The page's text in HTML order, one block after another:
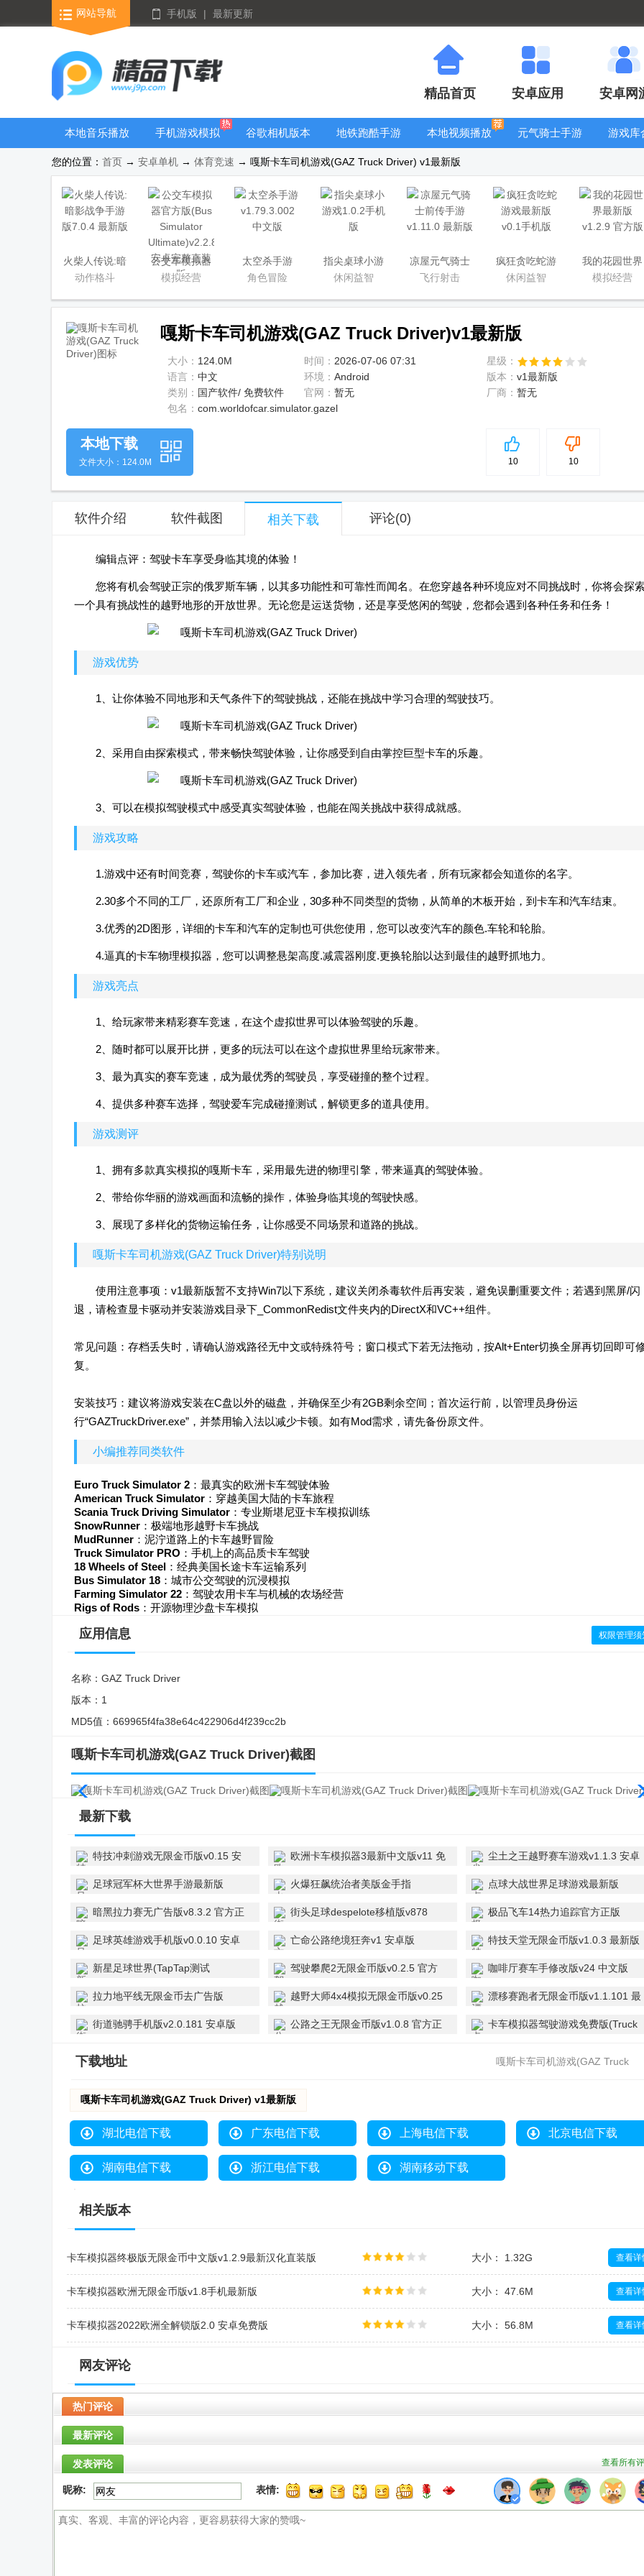
网站导航 手机版 | 最新更新
精品首页 安卓应用 安卓网
本地音乐播放
手机游戏模拟
器安卓版合集
谷歌相机版本
大全
地铁跑酷手游
本地视频播放
器
元气骑士手游
游戏库
您的位置： 首页 → 安卓单机 → 体育竞速 → 嘎斯卡车司机游戏(GAZ Truck Driver) v1最新版
火柴人传说:暗
影战争手游版
动作格斗
公交车模拟器
官方版(Bus
Ultimate)
模拟经营
太空杀手游
角色冒险
指尖桌球小游
戏
休闲益智
凉屋元气骑士
前传手游
飞行射击
疯狂贪吃蛇游
戏最新版
休闲益智
我的花园世界
最新版
模拟经营
嘎斯卡车司机游戏(GAZ Truck Driver)v1最新版
大小： 124.0M 时间： 2026-07-06 07:31
星级：
语言： 中文 环境： Android 版本： v1最新版
类别： 国产软件/ 免费软件 官网： 暂无 厂商： 暂无
包名： com.worldofcar.simulator.gazel
5
10 10
本地下载
文件大小：124.0M
软件介绍 软件截图 相关下载 评论(0)
编辑点评：驾驶卡车享受身临其境的体验！
您将有机会驾驶正宗的俄罗斯车辆，以其多功能性和可靠性而闻名。在您穿越各种环境应对不同挑战时，你将会探
一个具有挑战性的越野地形的开放世界。无论您是运送货物，还是享受悠闲的驾驶，您都会遇到各种任务和任务！
游戏优势
1、让你体验不同地形和天气条件下的驾驶挑战，还能在挑战中学习合理的驾驶技巧。
2、采用自由探索模式，带来畅快驾驶体验，让你感受到自由掌控巨型卡车的乐趣。
3、可以在模拟驾驶模式中感受真实驾驶体验，也能在闯关挑战中获得成就感。
游戏攻略
1.游戏中还有时间竞赛，驾驶你的卡车或汽车，参加比赛，进入领先者，所有玩家都会知道你的名字。
2.30多个不同的工厂，还原所有工厂和企业，30多种不同类型的货物，从简单的木板开始，到卡车和汽车结束。
3.优秀的2D图形，详细的卡车和汽车的定制也可供您使用，您可以改变汽车的颜色.车轮和轮胎。
4.逼真的卡车物理模拟器，您可以调整悬架高度.减震器刚度.更换轮胎以达到最佳的越野抓地力。
游戏亮点
1、给玩家带来精彩赛车竞速，在这个虚拟世界可以体验驾驶的乐趣。
2、随时都可以展开比拼，更多的玩法可以在这个虚拟世界里给玩家带来。
3、最为真实的赛车竞速，成为最优秀的驾驶员，享受碰撞的整个过程。
4、提供多种赛车选择，驾驶爱车完成碰撞测试，解锁更多的道具使用。
游戏测评
1、拥有多款真实模拟的嘎斯卡车，采用最先进的物理引擎，带来逼真的驾驶体验。
2、带给你华丽的游戏画面和流畅的操作，体验身临其境的驾驶快感。
3、展现了多样化的货物运输任务，让你感受不同场景和道路的挑战。
嘎斯卡车司机游戏(GAZ Truck Driver)特别说明
使用注意事项：v1最新版暂不支持Win7以下系统，建议关闭杀毒软件后再安装，避免误删重要文件；若遇到黑屏/闪
退，请检查显卡驱动并安装游戏目录下_CommonRedist文件夹内的DirectX和VC++组件。
常见问题：存档丢失时，请确认游戏路径无中文或特殊符号；窗口模式下若无法拖动，按Alt+Enter切换全屏再切回即可
复。
安装技巧：建议将游戏安装在C盘以外的磁盘，并确保至少有2GB剩余空间；首次运行前，以管理员身份运
行“GAZTruckDriver.exe”，并禁用输入法以减少卡顿。如有Mod需求，请先备份原文件。
小编推荐同类软件
Euro Truck Simulator 2 ：最真实的欧洲卡车驾驶体验
American Truck Simulator ：穿越美国大陆的卡车旅程
Scania Truck Driving Simulator ：专业斯堪尼亚卡车模拟训练
SnowRunner ：极端地形越野卡车挑战
MudRunner ：泥泞道路上的卡车越野冒险
Truck Simulator PRO ：手机上的高品质卡车驾驶
18 Wheels of Steel ：经典美国长途卡车运输系列
Bus Simulator 18 ：城市公交驾驶的沉浸模拟
Farming Simulator 22 ：驾驶农用卡车与机械的农场经营
Rigs of Rods ：开源物理沙盘卡车模拟
应用信息 权限管理须
名称： GAZ Truck Driver
版本： 1
MD5值： 669965f4fa38e64c422906d4f239cc2b
嘎斯卡车司机游戏(GAZ Truck Driver)截图
最新下载
特技冲刺游戏无限金币版v0.15 安
欧洲卡车模拟器3最新中文版v11 免
尘土之王越野赛车游戏v1.1.3 安卓
足球冠军杯大世界手游最新版
火爆狂飙统治者美版金手指
点球大战世界足球游戏最新版
暗黑拉力赛无广告版v8.3.2 官方正
街头足球despelote移植版v878
极品飞车14热力追踪官方正版
足球英雄游戏手机版v0.0.10 安卓
亡命公路绝境狂奔v1 安卓版 特技天堂无限金币版v1.0.3 最新版
新星足球世界(TapTap测试
驾驶攀爬2无限金币版v0.2.5 官方
咖啡厅赛车手修改版v24 中文版
拉力地平线无限金币去广告版
越野大师4x4模拟无限金币版v0.25
漂移赛跑者无限金币版v1.1.101 最
街道驰骋手机版v2.0.181 安卓版
公路之王无限金币版v1.0.8 官方正
卡车模拟器驾驶游戏免费版(Truck
下载地址
嘎斯卡车司机游戏(GAZ Truck
嘎斯卡车司机游戏(GAZ Truck Driver) v1最新版
湖北电信下载 广东电信下载 上海电信下载 北京电信下载
湖南电信下载 浙江电信下载 湖南移动下载
相关版本
卡车模拟器终极版无限金币中文版v1.2.9最新汉化直装版 大小： 1.32G 查看详
卡车模拟器欧洲无限金币版v1.8手机最新版 大小： 47.6M 查看详
卡车模拟器2022欧洲全解锁版2.0 安卓免费版 大小： 56.8M 查看详
模拟卡车遨游中国游戏安卓版1.0最新版
终极版欧洲卡车模拟器0.7 手机版 大小： 67.1M 查看详
网友评论
热门评论
最新评论
发表评论 查看所有
昵称: 表情: